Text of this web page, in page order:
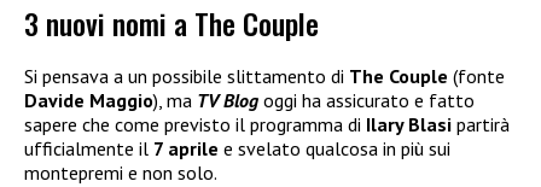
3 nuovi nomi a The Couple
Si pensava a un possibile slittamento di The Couple (fonte
Davide Maggio), ma TV Blog oggi ha assicurato e fatto
sapere che come previsto il programma di Ilary Blasi partirà
ufficialmente il 7 aprile e svelato qualcosa in più sui
montepremi e non solo.